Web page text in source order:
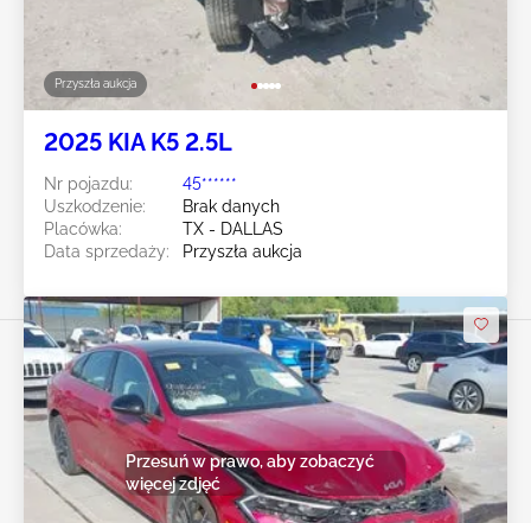
Przyszła aukcja
2025 KIA K5 2.5L
Nr pojazdu:
45******
Uszkodzenie:
Brak danych
Placówka:
TX - DALLAS
Data sprzedaży:
Przyszła aukcja
Przesuń w prawo, aby zobaczyć
więcej zdjęć